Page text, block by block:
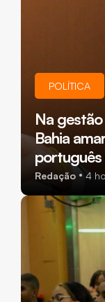
POLÍTICA
Na
Bahia
Redação 4